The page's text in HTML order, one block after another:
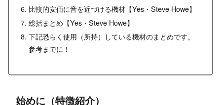
比較的安価に音を近づける機材【Yes・Steve Howe】
総括まとめ【Yes・Steve Howe】
下記恐らく使用（所持）している機材のまとめです。
参考までに！
始めに（特徴紹介）